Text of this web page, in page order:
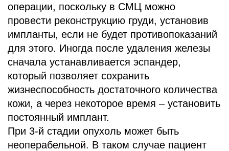
операции, поскольку в СМЦ можно
провести реконструкцию груди, установив
импланты, если не будет противопоказаний
для этого. Иногда после удаления железы
сначала устанавливается эспандер,
который позволяет сохранить
жизнеспособность достаточного количества
кожи, а через некоторое время – установить
постоянный имплант.
При 3-й стадии опухоль может быть
неоперабельной. В таком случае пациент